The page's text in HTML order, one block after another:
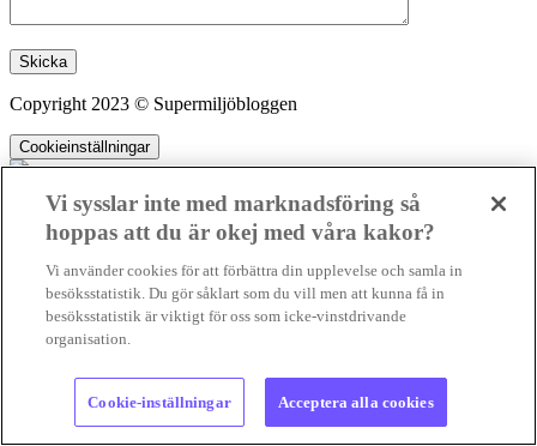
Lämna detta fält tomt.
Copyright 2023 © Supermiljöbloggen
Cookieinställningar
ideella redaktion drivit miljödebatten framåt genom nyhetsbevakning
och granskningar. Nu vill vi utveckla vårt arbete – och vi hoppas att
du vill hjälpa oss.
1231368703
Läs vad vi vill göra
Vi sysslar inte med marknadsföring så
hoppas att du är okej med våra kakor?
Vi använder cookies för att förbättra din upplevelse och samla in
besöksstatistik. Du gör såklart som du vill men att kunna få in
besöksstatistik är viktigt för oss som icke-vinstdrivande
organisation.
Cookie-inställningar Acceptera alla cookies